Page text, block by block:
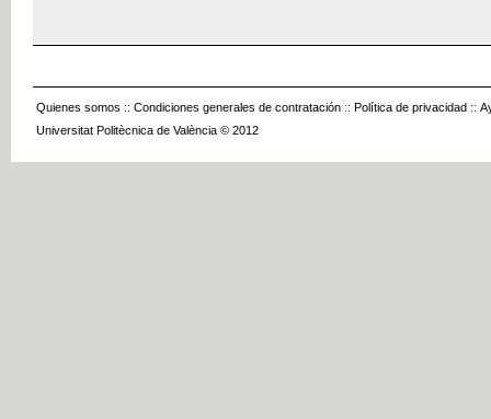
Quienes somos :: Condiciones generales de contratación :: Política de privacidad ::
Universitat Politècnica de València © 2012